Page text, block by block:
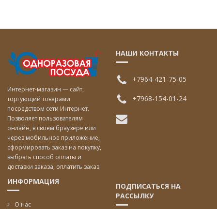
Интернет-магазин — сайт,
торгующий товарами
посредством сети Интернет.
Позволяет пользователям
онлайн, в своём браузере или
через мобильное приложение,
сформировать заказ на покупку,
выбрать способ оплаты и
доставки заказа, оплатить заказ.
НАШИ КОНТАКТЫ
+7964-421-75-05
+7968-154-01-24
ИНФОРМАЦИЯ
О нас
ПОДПИСАТЬСЯ НА
РАССЫЛКУ